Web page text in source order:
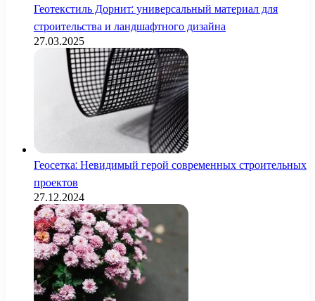
Геотекстиль Дорнит: универсальный материал для
строительства и ландшафтного дизайна
27.03.2025
Геосетка: Невидимый герой современных строительных
проектов
27.12.2024